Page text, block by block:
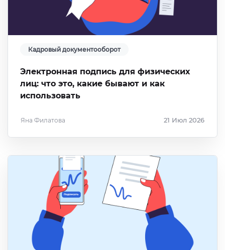
Кадровый документооборот
Электронная подпись для физических
лиц: что это, какие бывают и как
использовать
Яна Филатова 21 Июл 2026